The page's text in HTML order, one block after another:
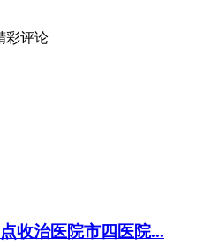
彩评论
收治医院市四医院...